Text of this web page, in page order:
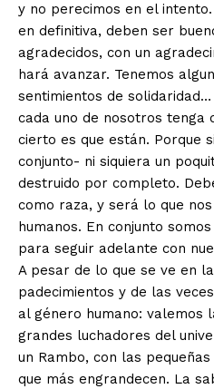
y no perecimos en el
en definitiva, deben ser
agradecidos, con un
hará avanzar. Tenemos
sentimientos de
cada uno de nosotros tenga
cierto es que están. Porque
conjunto- ni siquiera un
destruido por completo.
como raza, y será lo que
humanos. En conjunto
para seguir adelante con
A pesar de lo que se ve en
padecimientos y de las
al género humano: valemos
grandes luchadores del
un Rambo, con las
que más engrandecen. La